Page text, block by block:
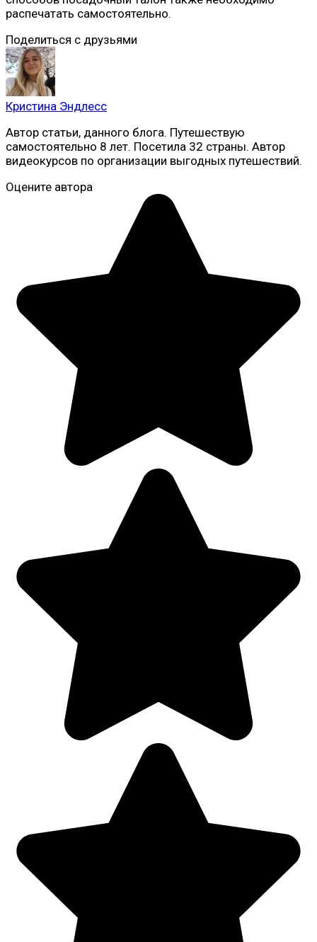
распечатать самостоятельно.
Поделиться с друзьями
Кристина Эндлесс
Автор статьи, данного блога. Путешествую
самостоятельно 8 лет. Посетила 32 страны. Автор
видеокурсов по организации выгодных путешествий.
Оцените автора